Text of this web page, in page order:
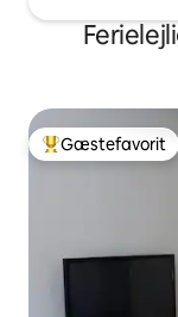
Bedste
Gæstefavorit